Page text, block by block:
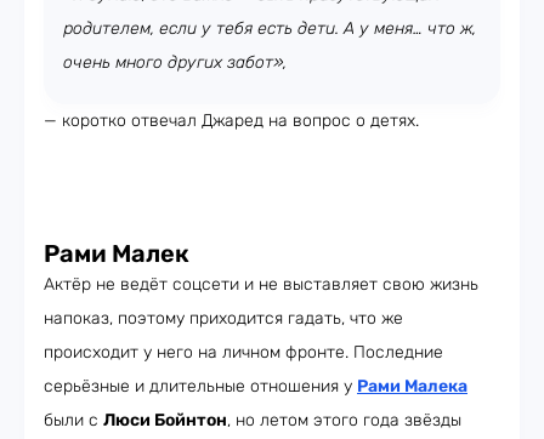
родителем, если у тебя есть дети. А у меня… что ж,
очень много других забот»,
— коротко отвечал Джаред на вопрос о детях.
Рами Малек
Актёр не ведёт соцсети и не выставляет свою жизнь
напоказ, поэтому приходится гадать, что же
происходит у него на личном фронте. Последние
серьёзные и длительные отношения у Рами Малека
были с Люси Бойнтон, но летом этого года звёзды